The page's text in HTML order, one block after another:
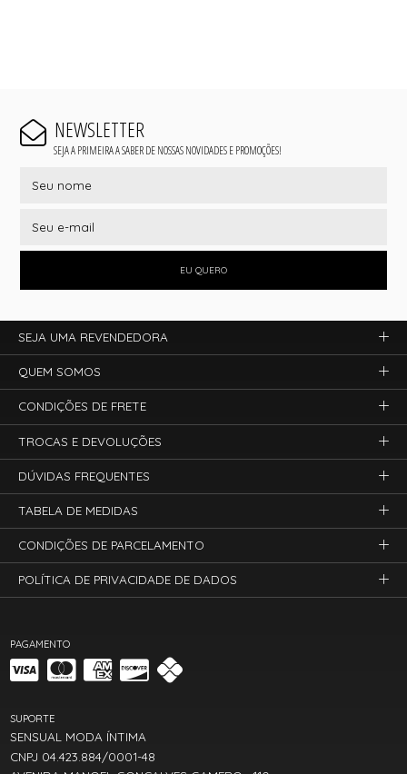
NEWSLETTER
SEJA A PRIMEIRA A SABER DE NOSSAS NOVIDADES E PROMOÇÕES!
EU QUERO
PAGAMENTO
SUPORTE
SENSUAL MODA ÍNTIMA
CNPJ 04.423.884/0001-48
SEJA UMA REVENDEDORA
QUEM SOMOS
CONDIÇÕES DE FRETE
TROCAS E DEVOLUÇÕES
DÚVIDAS FREQUENTES
TABELA DE MEDIDAS
CONDIÇÕES DE PARCELAMENTO
POLÍTICA DE PRIVACIDADE DE DADOS